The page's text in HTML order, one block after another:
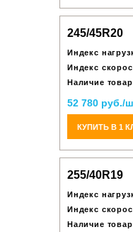
245/45R20
Индекс
Индекс
Наличие
52 780 руб./
КУПИТЬ В 1
255/40R19
Индекс
Индекс
Наличие